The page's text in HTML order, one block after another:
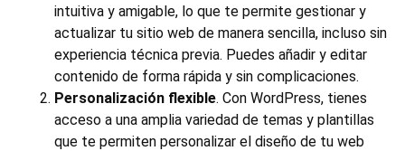
intuitiva y amigable, lo que te permite gestionar y
actualizar tu sitio web de manera sencilla, incluso sin
experiencia técnica previa. Puedes añadir y editar
contenido de forma rápida y sin complicaciones.
Personalización flexible. Con WordPress, tienes
acceso a una amplia variedad de temas y plantillas
que te permiten personalizar el diseño de tu web